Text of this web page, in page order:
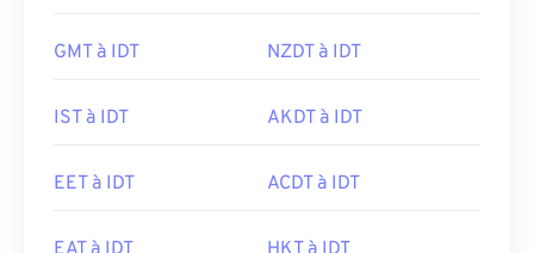
GMT à IDT NZDT à IDT
IST à IDT AKDT à IDT
EET à IDT ACDT à IDT